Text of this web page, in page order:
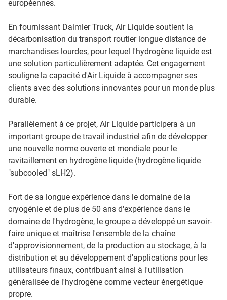
européennes.
En fournissant Daimler Truck, Air Liquide soutient la
décarbonisation du transport routier longue distance de
marchandises lourdes, pour lequel l'hydrogène liquide est
une solution particulièrement adaptée. Cet engagement
souligne la capacité d'Air Liquide à accompagner ses
clients avec des solutions innovantes pour un monde plus
durable.
Parallèlement à ce projet, Air Liquide participera à un
important groupe de travail industriel afin de développer
une nouvelle norme ouverte et mondiale pour le
ravitaillement en hydrogène liquide (hydrogène liquide
"subcooled" sLH2).
Fort de sa longue expérience dans le domaine de la
cryogénie et de plus de 50 ans d'expérience dans le
domaine de l'hydrogène, le groupe a développé un savoir-
faire unique et maîtrise l'ensemble de la chaîne
d'approvisionnement, de la production au stockage, à la
distribution et au développement d'applications pour les
utilisateurs finaux, contribuant ainsi à l'utilisation
généralisée de l'hydrogène comme vecteur énergétique
propre.